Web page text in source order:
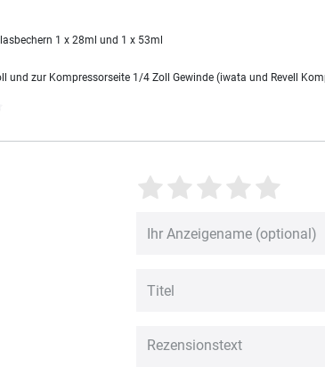
1 x 28ml und 1 x 53ml
zur Kompressorseite 1/4 Zoll Gewinde (iwata und Revell